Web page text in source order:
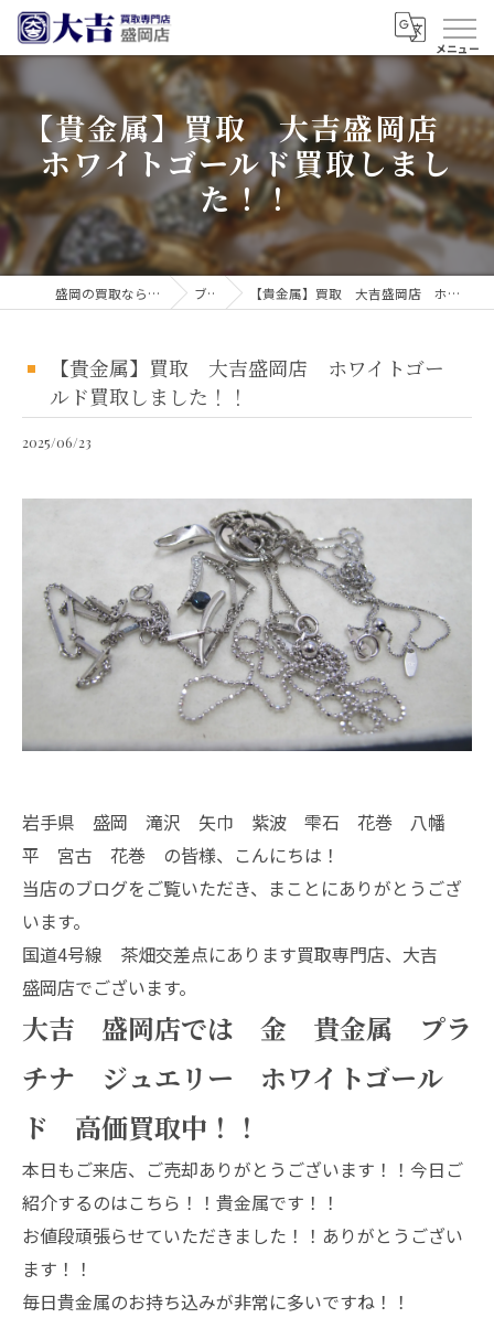
【貴金属】買取 大吉盛岡店
ホワイトゴールド買取しまし
た！！
盛岡の買取なら買取大吉 盛岡店 ブログ 【貴金属】買取 大吉盛岡店 ホワイトゴールド買取しました！！
【貴金属】買取 大吉盛岡店 ホワイトゴー
ルド買取しました！！
2025/06/23
岩手県 盛岡 滝沢 矢巾 紫波 雫石 花巻 八幡
平 宮古 花巻 の皆様、こんにちは！
当店のブログをご覧いただき、まことにありがとうござ
います。
国道4号線 茶畑交差点にあります買取専門店、大吉
盛岡店でございます。
大吉 盛岡店では 金 貴金属 プラ
チナ ジュエリー ホワイトゴール
ド 高価買取中！！
本日もご来店、ご売却ありがとうございます！！今日ご
紹介するのはこちら！！貴金属です！！
お値段頑張らせていただきました！！ありがとうござい
ます！！
毎日貴金属のお持ち込みが非常に多いですね！！